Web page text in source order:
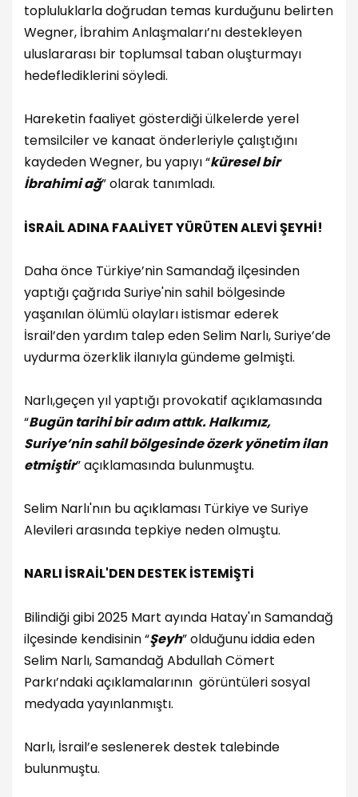
topluluklarla doğrudan temas kurduğunu belirten
Wegner, İbrahim Anlaşmaları’nı destekleyen
uluslararası bir toplumsal taban oluşturmayı
hedeflediklerini söyledi.
Hareketin faaliyet gösterdiği ülkelerde yerel
temsilciler ve kanaat önderleriyle çalıştığını
kaydeden Wegner, bu yapıyı “küresel bir
İbrahimi ağ” olarak tanımladı.
İSRAİL ADINA FAALİYET YÜRÜTEN ALEVİ ŞEYHİ!
Daha önce Türkiye’nin Samandağ ilçesinden
yaptığı çağrıda Suriye'nin sahil bölgesinde
yaşanılan ölümlü olayları istismar ederek
İsrail’den yardım talep eden Selim Narlı, Suriye’de
uydurma özerklik ilanıyla gündeme gelmişti.
Narlı,geçen yıl yaptığı provokatif açıklamasında
“Bugün tarihi bir adım attık. Halkımız,
Suriye’nin sahil bölgesinde özerk yönetim ilan
etmiştir” açıklamasında bulunmuştu.
Selim Narlı'nın bu açıklaması Türkiye ve Suriye
Alevileri arasında tepkiye neden olmuştu.
NARLI İSRAİL'DEN DESTEK İSTEMİŞTİ
Bilindiği gibi 2025 Mart ayında Hatay'ın Samandağ
ilçesinde kendisinin “Şeyh” olduğunu iddia eden
Selim Narlı, Samandağ Abdullah Cömert
Parkı’ndaki açıklamalarının görüntüleri sosyal
medyada yayınlanmıştı.
Narlı, İsrail’e seslenerek destek talebinde
bulunmuştu.